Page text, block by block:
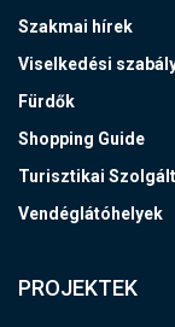
Szakmai hírek
Viselkedési
Fürdők
Shopping Guide
Turisztikai
Vendéglátóhelyek
PROJEKTEK